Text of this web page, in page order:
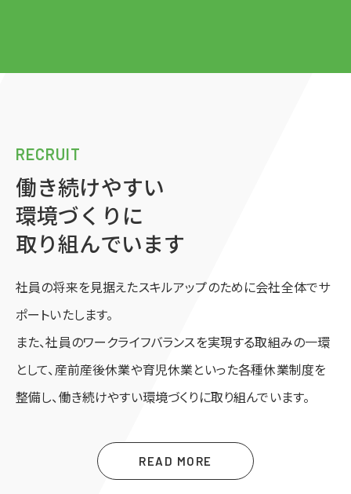
RECRUIT
働き続けやすい
環境づくりに
取り組んでいます
社員の将来を見据えたスキルアップのために会社全体でサ
ポートいたします。
また、社員のワークライフバランスを実現する取組みの一環
として、産前産後休業や育児休業といった各種休業制度を
整備し、働き続けやすい環境づくりに取り組んでいます。
READ MORE